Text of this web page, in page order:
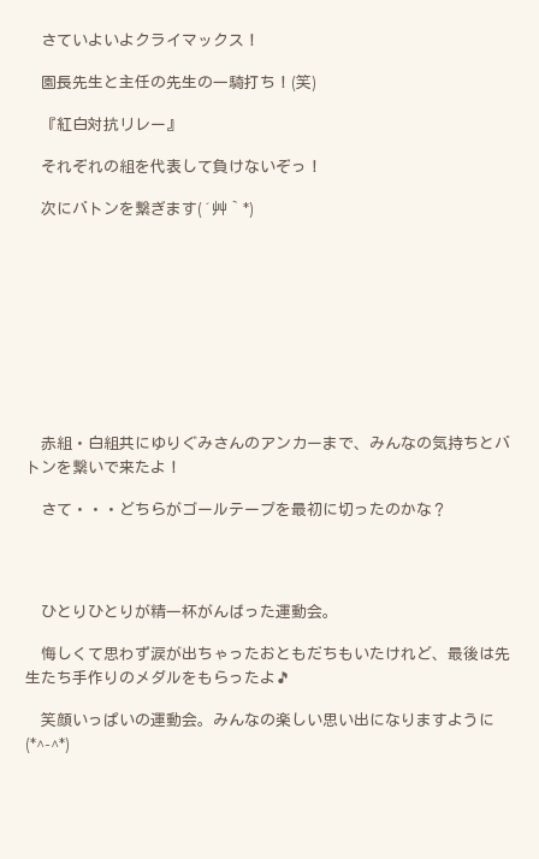
さていよいよクライマックス！
園長先生と主任の先生の一騎打ち！(笑)
『紅白対抗リレー』
それぞれの組を代表して負けないぞっ！
次にバトンを繋ぎます(´艸｀*)
赤組・白組共にゆりぐみさんのアンカーまで、みんなの気持ちとバ
トンを繋いで来たよ！
さて・・・どちらがゴールテープを最初に切ったのかな？
ひとりひとりが精一杯がんばった運動会。
悔しくて思わず涙が出ちゃったおともだちもいたけれど、最後は先
生たち手作りのメダルをもらったよ🎵
笑顔いっぱいの運動会。みんなの楽しい思い出になりますように
(*^-^*)